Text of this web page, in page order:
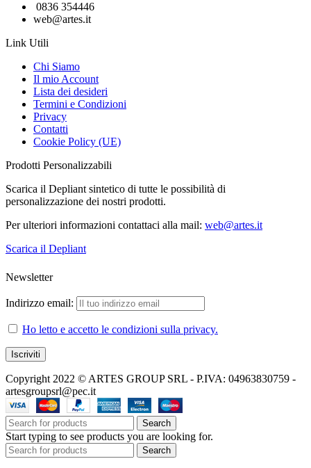
0836 354446
web@artes.it
Link Utili
Chi Siamo
Il mio Account
Lista dei desideri
Termini e Condizioni
Privacy
Contatti
Cookie Policy (UE)
Prodotti Personalizzabili
Scarica il Depliant sintetico di tutte le possibilità di
personalizzazione dei nostri prodotti.
Per ulteriori informazioni contattaci alla mail: web@artes.it
Scarica il Depliant
Newsletter
Indirizzo email:
Ho letto e accetto le condizioni sulla privacy.
Copyright 2022 © ARTES GROUP SRL - P.IVA: 04963830759 -
artesgroupsrl@pec.it
Search
Start typing to see products you are looking for.
Search